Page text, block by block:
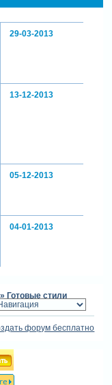
29-03-2013
13-12-2013
05-12-2013
04-01-2013
» Готовые стили
форум бесплатно